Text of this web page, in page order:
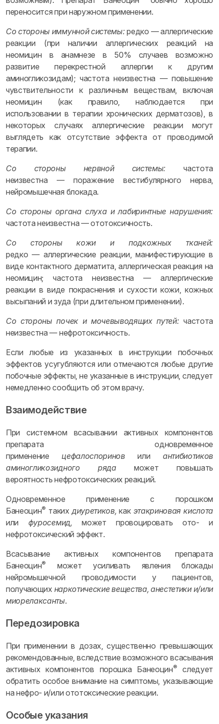
переносится при наружном применении.
Со стороны иммунной системы: редко — аллергические
реакции (при наличии аллергических реакций на
неомицин в анамнезе в 50% случаев возможно
развитие перекрестной аллергии к другим
аминогликозидам); частота неизвестна — повышение
чувствительности к различным веществам, включая
неомицин (как правило, наблюдается при
использовании в терапии хронических дерматозов), в
некоторых случаях аллергические реакции могут
выглядеть как отсутствие эффекта от проводимой
терапии.
Со стороны нервной системы: частота
неизвестна — поражение вестибулярного нерва,
нейромышечная блокада.
Со стороны органа слуха и лабиринтные нарушения:
частота неизвестна — ототоксичность.
Со стороны кожи и подкожных тканей:
редко — аллергические реакции, манифестирующие в
виде контактного дерматита, аллергическая реакция на
неомицин; частота неизвестна — аллергические
реакции в виде покраснения и сухости кожи, кожных
высыпаний и зуда (при длительном применении).
Со стороны почек и мочевыводящих путей: частота
неизвестна — нефротоксичность.
Если любые из указанных в инструкции побочных
эффектов усугубляются или отмечаются любые другие
побочные эффекты, не указанные в инструкции, следует
немедленно сообщить об этом врачу.
Взаимодействие
При системном всасывании активных компонентов
препарата одновременное
применениецефалоспориновили антибиотиков
аминогликозидного рядаможет повышать
вероятность нефротоксических реакций.
Одновременное применение с порошком
Банеоцин® такихдиуретиков, как этакриновая кислота
или фуросемид, может провоцировать ото- и
нефротоксический эффект.
Всасывание активных компонентов препарата
Банеоцин®
может усиливать явления блокады
нейромышечной проводимости у пациентов,
получающих наркотические вещества, анестетики и/или
миорелаксанты.
Передозировка
При применении в дозах, существенно превышающих
рекомендованные, вследствие возможного всасывания
активных компонентов порошка Банеоцин®
следует
обратить особое внимание на симптомы, указывающие
на нефро- и/или ототоксические реакции.
Особые указания